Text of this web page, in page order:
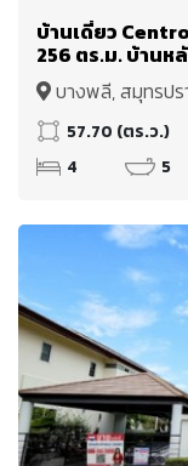
บ้านเดี่ยว
256 ตร.ม. บ้าน
สุวรรณภูมิ
บางพลี, สมุทรปร
57.70 (ตร.ว.)
4
5